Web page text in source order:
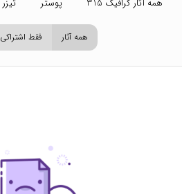
همه آثار گرافیک 315 پوستر تیزر
همه آثار فقط اشتراکی